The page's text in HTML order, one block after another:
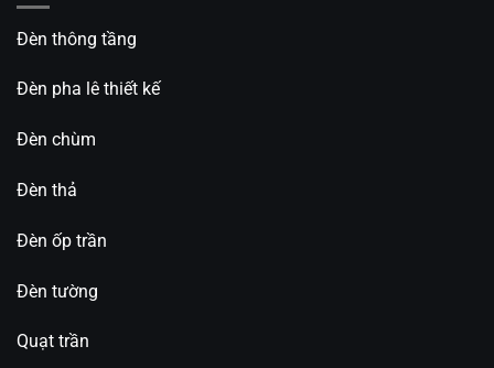
Đèn thông tầng
Đèn pha lê thiết kế
Đèn chùm
Đèn thả
Đèn ốp trần
Đèn tường
Quạt trần